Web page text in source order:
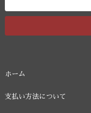
ホーム
支払い方法について